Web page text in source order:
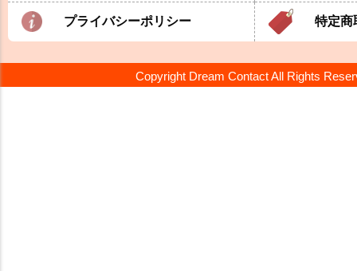
プライバシーポリシー 特定商
Copyright Dream Contact All Rights